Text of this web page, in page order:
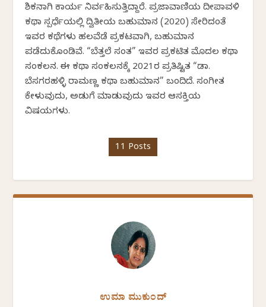
ಶಿಕ್ಷಕನಾಗಿ ಕಾರ್ಯ ನಿರ್ವಹಿಸುತ್ತಿದ್ದಾರೆ. ಪ್ರಜಾವಾಣಿಯ ದೀಪಾವಳಿ
ಕಥಾ ಸ್ಪರ್ಧೆಯಲ್ಲಿ ದ್ವಿತೀಯ ಬಹುಮಾನ (2020) ಸೇರಿದಂತೆ
ಇವರ ಕಥೆಗಳು ಹಲವೆಡೆ ಪ್ರಕಟವಾಗಿ, ಬಹುಮಾನ
ಪಡೆದುಕೊಂಡಿವೆ. “ಬೆತ್ತಲೆ ಸಂತ” ಇವರ ಪ್ರಕಟಿತ ಮೊದಲ ಕಥಾ
ಸಂಕಲನ. ಈ ಕಥಾ ಸಂಕಲನಕ್ಕೆ 2021ರ ಪ್ರತಿಷ್ಟಿತ “ಡಾ.
ಬೆಸಗರಹಳ್ಳಿ ರಾಮಣ್ಣ ಕಥಾ ಬಹುಮಾನ” ಬಂದಿದೆ. ಸಂಗೀತ
ಕೇಳುವುದು, ಅಡುಗೆ ಮಾಡುವುದು ಇವರ ಆಸಕ್ತಿಯ
ವಿಷಯಗಳು.
11 Posts
ಉಮಾ ಮುಕುಂದ್